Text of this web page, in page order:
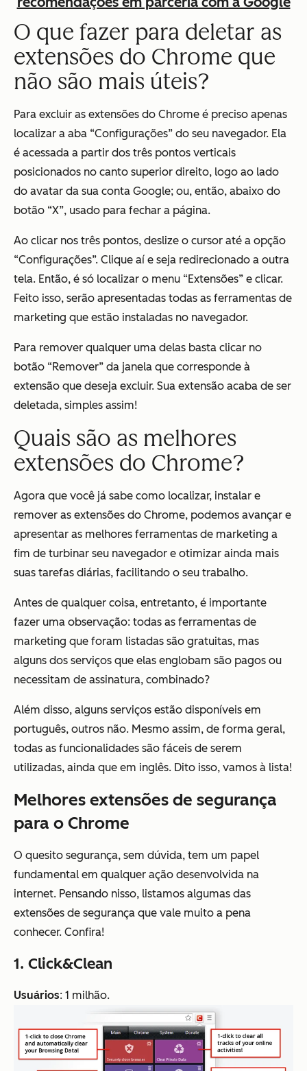
O que fazer para deletar as
extensões do Chrome que
não são mais úteis?
Para excluir as extensões do Chrome é preciso apenas
localizar a aba “Configurações” do seu navegador. Ela
é acessada a partir dos três pontos verticais
posicionados no canto superior direito, logo ao lado
do avatar da sua conta Google; ou, então, abaixo do
botão “X”, usado para fechar a página.
Ao clicar nos três pontos, deslize o cursor até a opção
“Configurações”. Clique aí e seja redirecionado a outra
tela. Então, é só localizar o menu “Extensões” e clicar.
Feito isso, serão apresentadas todas as ferramentas de
marketing que estão instaladas no navegador.
Para remover qualquer uma delas basta clicar no
botão “Remover” da janela que corresponde à
extensão que deseja excluir. Sua extensão acaba de ser
deletada, simples assim!
Quais são as melhores
extensões do Chrome?
Agora que você já sabe como localizar, instalar e
remover as extensões do Chrome, podemos avançar e
apresentar as melhores ferramentas de marketing a
fim de turbinar seu navegador e otimizar ainda mais
suas tarefas diárias, facilitando o seu trabalho.
Antes de qualquer coisa, entretanto, é importante
fazer uma observação: todas as ferramentas de
marketing que foram listadas são gratuitas, mas
alguns dos serviços que elas englobam são pagos ou
necessitam de assinatura, combinado?
Além disso, alguns serviços estão disponíveis em
português, outros não. Mesmo assim, de forma geral,
todas as funcionalidades são fáceis de serem
utilizadas, ainda que em inglês. Dito isso, vamos à lista!
Melhores extensões de segurança
para o Chrome
O quesito segurança, sem dúvida, tem um papel
fundamental em qualquer ação desenvolvida na
internet. Pensando nisso, listamos algumas das
extensões de segurança que vale muito a pena
conhecer. Confira!
1. Click&Clean
Usuários: 1 milhão.